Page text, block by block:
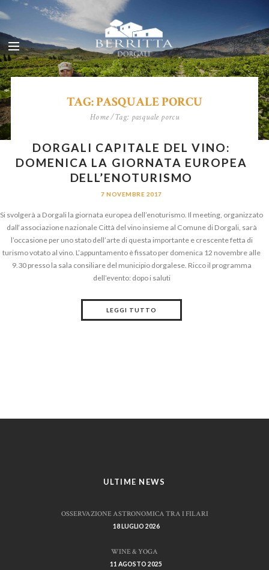
TAG: PASQUALE PORCU
Home Tag: pasquale porcu
DORGALI CAPITALE DEL VINO:
DOMENICA LA GIORNATA EUROPEA
DELL’ENOTURISMO
7 NOVEMBRE 2017
Si svolgerà a Dorgali la giornata europea dell’enoturismo. Il meeting, organizzato
dall‘associazione nazionale Città del vino insieme al Comune di Dorgali, sarà
l’occasione per uno stato dell’arte di questa importante e crescente fetta di
turismo votato al vino. L’appuntamento è fissato per domenica 12 novembre alle
9.30 presso la sala consiliare del municipio dorgalese. Ricco il programma
dell’evento: dopo i saluti
LEGGI TUTTO
ULTIME NEWS
OSSERVAZIONE ASTRONOMICA TRA I FILARI
18 LUGLIO 2026
WINE & YOGA
11 AGOSTO 2025